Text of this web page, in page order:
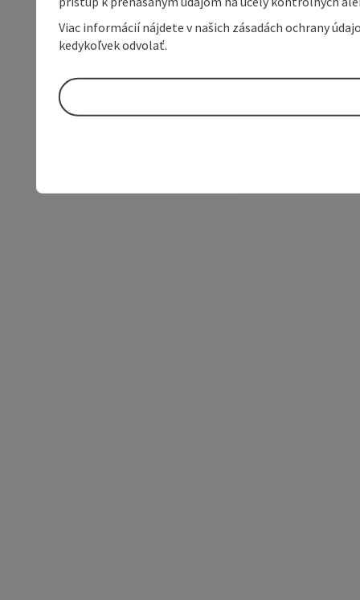
Viac informácií nájdete v našich zásadách ochrany
kedykoľvek odvolať.